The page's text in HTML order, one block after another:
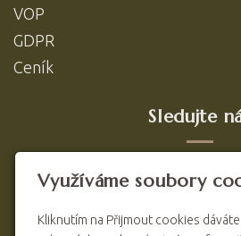
VOP
GDPR
Ceník
Sledujte
Využíváme soubory
Kliknutím na Přijmout cookies